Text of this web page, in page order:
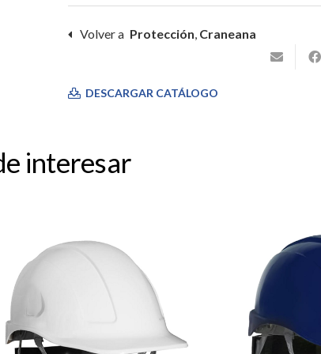
Volver a Protección Craneana
DESCARGAR CATÁLOGO
interesar